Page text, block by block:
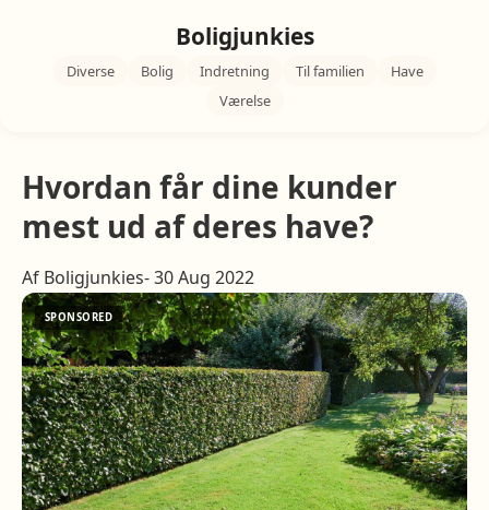
Boligjunkies
Diverse Bolig Indretning Til familien
Have
Værelse
Hvordan får dine kunder
mest ud af deres have?
Af Boligjunkies- 30 Aug 2022